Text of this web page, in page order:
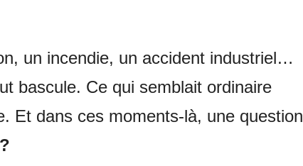
un incendie, un accident industriel…
bascule. Ce qui semblait ordinaire
Et dans ces moments-là, une question